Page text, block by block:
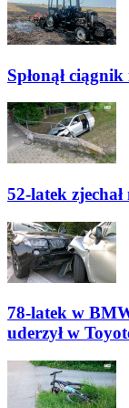
Spłonął
52-latek
78-latek w
uderzył w